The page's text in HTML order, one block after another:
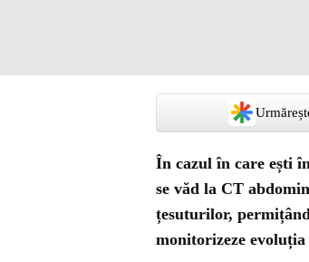
În cazul în care ești
se văd la CT
țesuturilor,
monitorizeze